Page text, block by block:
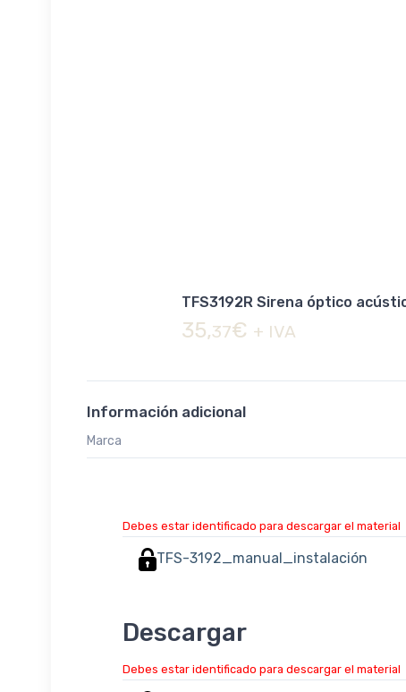
TFS3192R Sirena óptico
35,37€ + IVA
Información adicional
Marca
Debes estar identificado para descargar el material
TFS-3192_manual_instalación
Descargar
Debes estar identificado para descargar el material